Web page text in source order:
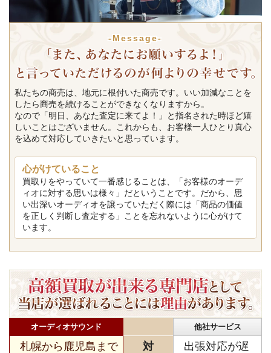
-Message-
私たちの商売は、地元に根付いた商売です。いい加減なことを
したら商売を続けることができなくなりますから。
なので「明日、あなた査定に来てよ！」と指名された時ほど嬉
しいことはございません。これからも、お客様一人ひとり真心
を込めて対応していきたいと思っています。
心がけていること
買取りをやっていて一番感じることは、「お客様のオーデ
ィオに対する思いは様々」だということです。だから、思
い出深いオーディオを譲っていただく際には「商品の価値
を正しく判断し査定する」ことを忘れないように心がけて
います。
オーディオサウンド 他社サービス
札幌から鹿児島まで
対
出張対応が遅